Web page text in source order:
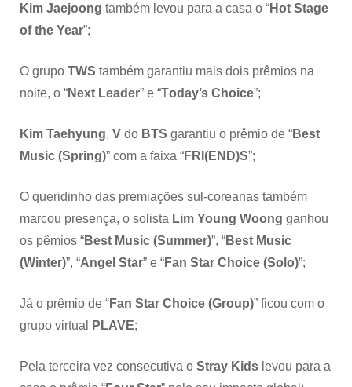
Kim Jaejoong também levou para a casa o “Hot Stage
of the Year”;
O grupo TWS também garantiu mais dois prêmios na
noite, o “Next Leader” e “Today’s Choice”;
Kim Taehyung, V do BTS garantiu o prêmio de “Best
Music (Spring)” com a faixa “FRI(END)S”;
O queridinho das premiações sul-coreanas também
marcou presença, o solista Lim Young Woong ganhou
os pêmios “Best Music (Summer)”, “Best Music
(Winter)”, “Angel Star” e “Fan Star Choice (Solo)”;
Já o prêmio de “Fan Star Choice (Group)” ficou com o
grupo virtual
PLAVE;
Pela terceira vez consecutiva o Stray Kids levou para a